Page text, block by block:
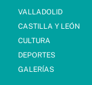
VALLADOLID
CASTILLA Y LEÓN
CULTURA
DEPORTES
GALERÍAS